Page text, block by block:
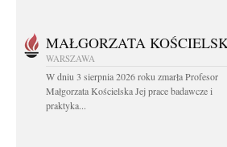
MAŁGORZATA
WARSZAWA
W dniu 3 sierpnia 2026 roku zmarła Profesor
Małgorzata Kościelska Jej prace badawcze i
praktyka...